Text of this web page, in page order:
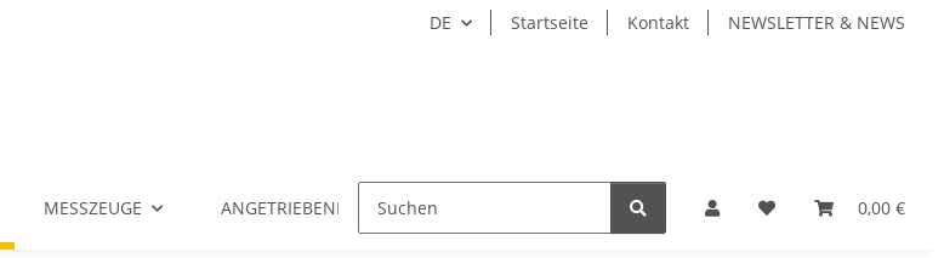
DE Startseite Kontakt NEWSLETTER & NEWS
0,00 €
MESSZEUGE ANGETRIEBENE WERKZEUGE WERKZEUGAUFNAHMEN